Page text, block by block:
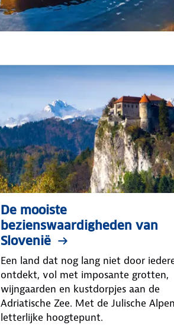
De mooiste
bezienswaardigheden van
Slovenië
Een land dat nog lang niet door
ontdekt, vol met imposante grotten,
wijngaarden en kustdorpjes aan de
Adriatische Zee. Met de Julische
letterlijke hoogtepunt.